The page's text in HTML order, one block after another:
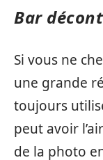
Bar
Si vous ne
une grande
toujours
peut avoir
de la photo